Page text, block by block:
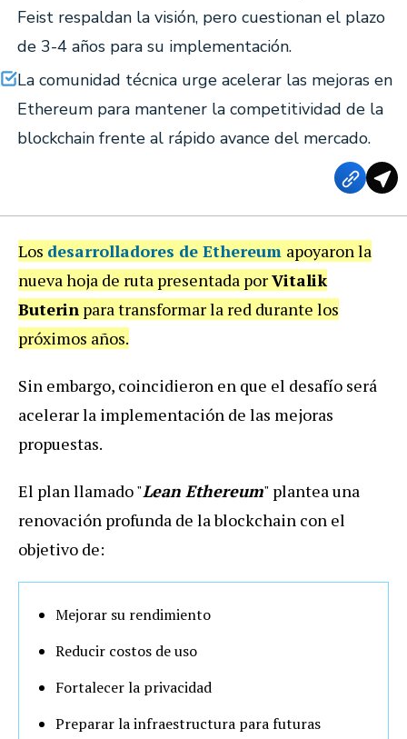
Feist respaldan la visión, pero cuestionan el plazo
de 3-4 años para su implementación.
La comunidad técnica urge acelerar las mejoras en
Ethereum para mantener la competitividad de la
blockchain frente al rápido avance del mercado.
Los desarrolladores de Ethereum apoyaron la
nueva hoja de ruta presentada porVitalik
Buterin para transformar la red durante los
próximos años.
Sin embargo, coincidieron en que el desafío será
acelerar la implementación de las mejoras
propuestas.
El plan llamado "Lean Ethereum" plantea una
renovación profunda de la blockchain con el
objetivo de:
Mejorar su rendimiento
Reducir costos de uso
Fortalecer la privacidad
Preparar la infraestructura para futuras